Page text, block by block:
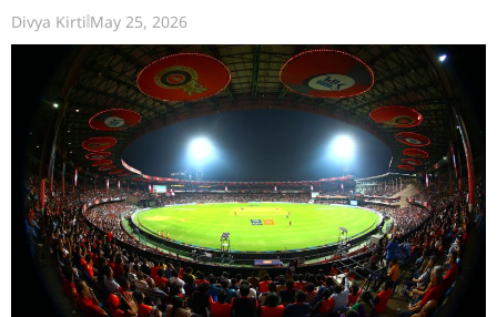
Divya Kirti May 25, 2026